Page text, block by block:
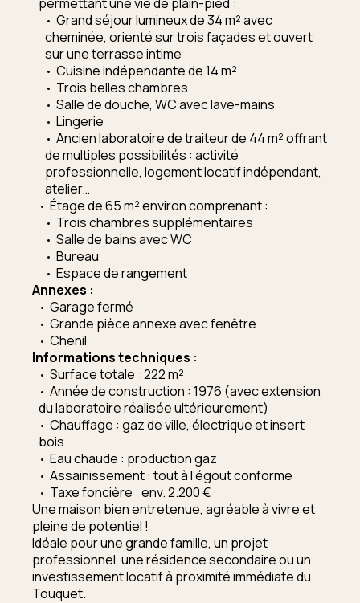
Grand séjour lumineux de 34 m² avec
cheminée, orienté sur trois façades et ouvert
sur une terrasse intime
Cuisine indépendante de 14 m²
Trois belles chambres
Salle de douche, WC avec lave-mains
Lingerie
Ancien laboratoire de traiteur de 44 m² offrant
de multiples possibilités : activité
professionnelle, logement locatif indépendant,
atelier…
Étage de 65 m² environ comprenant :
Trois chambres supplémentaires
Salle de bains avec WC
Bureau
Espace de rangement
Annexes :
Garage fermé
Grande pièce annexe avec fenêtre
Chenil
Informations techniques :
Surface totale : 222 m²
Année de construction : 1976 (avec extension
du laboratoire réalisée ultérieurement)
Chauffage : gaz de ville, électrique et insert
bois
Eau chaude : production gaz
Assainissement : tout à l’égout conforme
Taxe foncière : env. 2.200 €
Une maison bien entretenue, agréable à vivre et
pleine de potentiel !
Idéale pour une grande famille, un projet
professionnel, une résidence secondaire ou un
investissement locatif à proximité immédiate du
Touquet.